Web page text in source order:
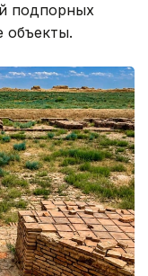
подпорных
объекты.